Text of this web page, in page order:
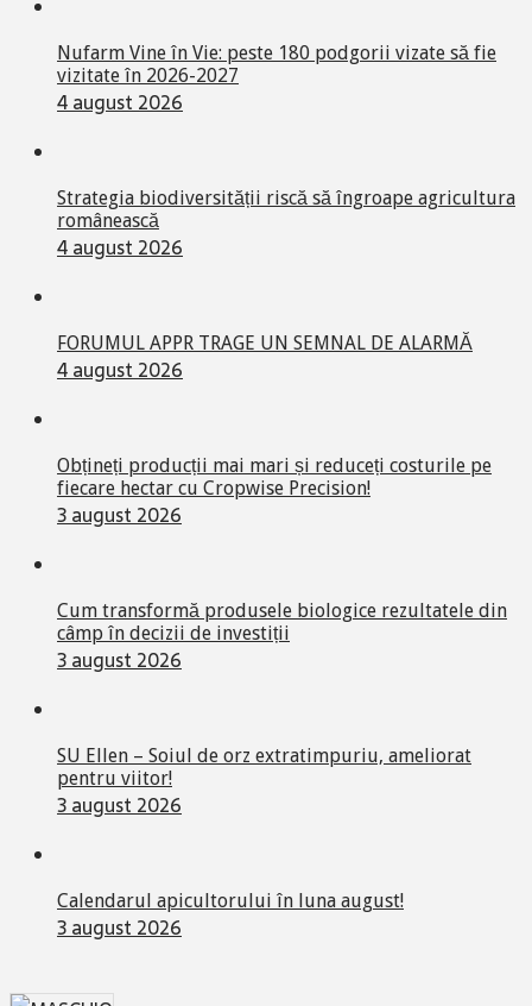
Nufarm Vine în Vie: peste 180 podgorii vizate să fie
vizitate în 2026-2027
4 august 2026
Strategia biodiversității riscă să îngroape agricultura
românească
4 august 2026
FORUMUL APPR TRAGE UN SEMNAL DE ALARMĂ
4 august 2026
Obțineți producții mai mari și reduceți costurile pe
fiecare hectar cu Cropwise Precision!
3 august 2026
Cum transformă produsele biologice rezultatele din
câmp în decizii de investiții
3 august 2026
SU Ellen – Soiul de orz extratimpuriu, ameliorat
pentru viitor!
3 august 2026
Calendarul apicultorului în luna august!
3 august 2026